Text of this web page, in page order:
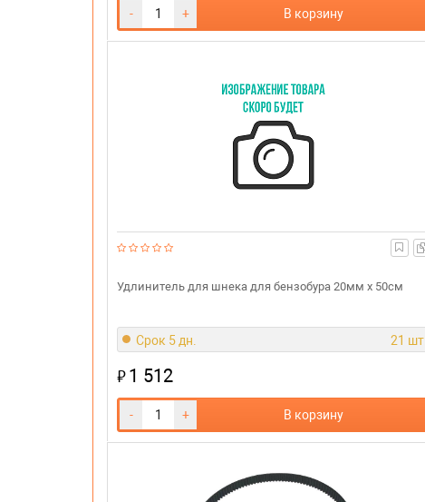
- + В корзину
Удлинитель для шнека для бензобура 20мм х 50см
Срок 5 дн. 21 шт.
₽1 512
- + В корзину